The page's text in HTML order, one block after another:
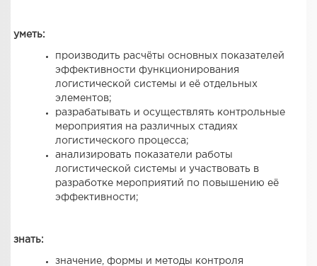
уметь:
производить расчёты основных показателей
эффективности функционирования
логистической системы и её отдельных
элементов;
разрабатывать и осуществлять контрольные
мероприятия на различных стадиях
логистического процесса;
анализировать показатели работы
логистической системы и участвовать в
разработке мероприятий по повышению её
эффективности;
знать:
значение, формы и методы контроля